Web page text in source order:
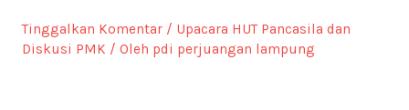
Tinggalkan Komentar / Upacara HUT Pancasila dan
Diskusi PMK / Oleh pdi perjuangan lampung